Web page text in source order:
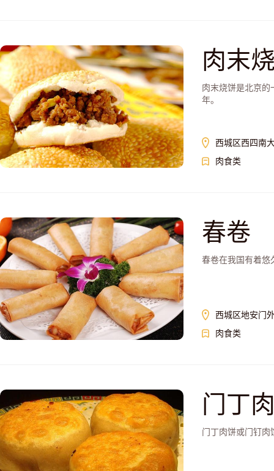
肉末
肉末烧饼是北京
年。
西城区西四南
肉食类
春卷
春卷在我国有着悠
西城区地安门
肉食类
门丁
门丁肉饼或门钉肉